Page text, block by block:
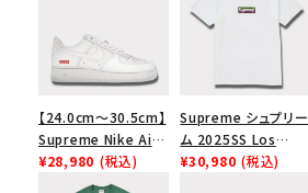
【24.0cm～30.5cm】
Supreme Nike Air
Force 1 Low シュプ
リーム ナイキエアフォ
¥28,980 (税込)
Supreme シュプリー
ム 2025SS Los
Angeles Fire Relief
¥30,980 (税込)